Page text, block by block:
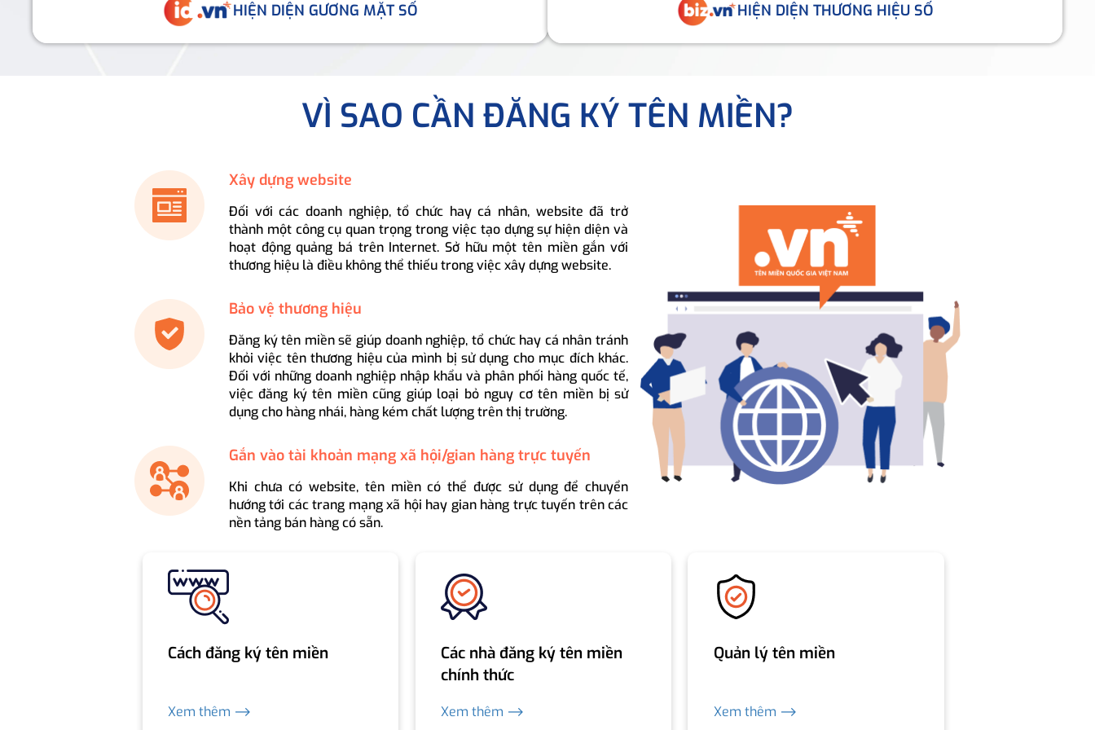
HIỆN DIỆN GƯƠNG MẶT SỐ HIỆN DIỆN THƯƠNG HIỆU SỐ
VÌ SAO CẦN ĐĂNG KÝ TÊN MIỀN?
Xây dựng website
Đối với các doanh nghiệp, tổ chức hay cá nhân, website đã trở
thành một công cụ quan trọng trong việc tạo dựng sự hiện diện và
hoạt động quảng bá trên Internet. Sở hữu một tên miền gắn với
thương hiệu là điều không thể thiếu trong việc xây dựng website.
Bảo vệ thương hiệu
Đăng ký tên miền sẽ giúp doanh nghiệp, tổ chức hay cá nhân tránh
khỏi việc tên thương hiệu của mình bị sử dụng cho mục đích khác.
Đối với những doanh nghiệp nhập khẩu và phân phối hàng quốc tế,
việc đăng ký tên miền cũng giúp loại bỏ nguy cơ tên miền bị sử
dụng cho hàng nhái, hàng kém chất lượng trên thị trường.
Gắn vào tài khoản mạng xã hội/gian hàng trực tuyến
Khi chưa có website, tên miền có thể được sử dụng để chuyển
hướng tới các trang mạng xã hội hay gian hàng trực tuyến trên các
nền tảng bán hàng có sẵn.
Cách đăng ký tên miền
Xem thêm ⟶
Các nhà đăng ký tên miền
chính thức
Xem thêm ⟶
Quản lý tên miền
Xem thêm ⟶